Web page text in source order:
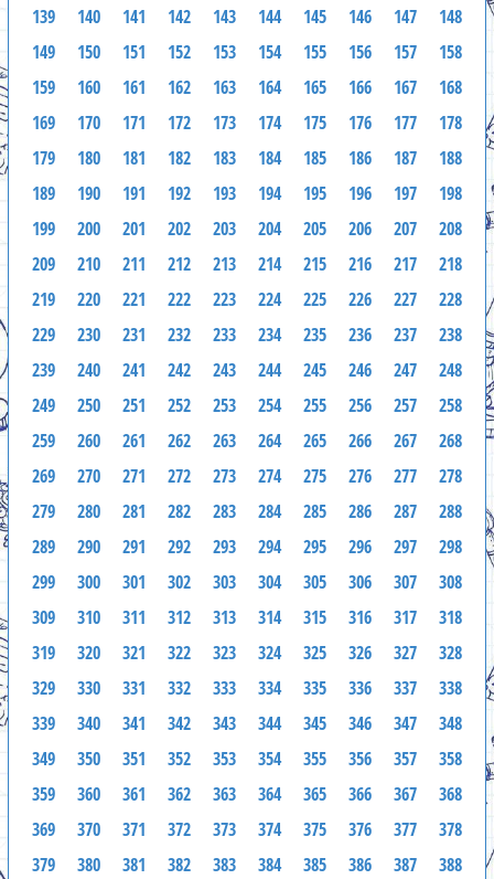
139
140 141 142 143 144 145 146 147
148
149
150 151 152 153 154 155 156 157
158
159
160 161 162 163 164 165 166 167
168
169
170 171 172 173 174 175 176 177
178
179
180 181 182 183 184 185 186 187
188
189
190 191 192 193 194 195 196 197
198
199
200 201 202 203 204 205 206 207
208
209
210 211 212 213 214 215 216 217
218
219
220 221 222 223 224 225 226 227
228
229
230 231 232 233 234 235 236 237
238
239
240 241 242 243 244 245 246 247
248
249
250 251 252 253 254 255 256 257
258
259
260 261 262 263 264 265 266 267
268
269
270 271 272 273 274 275 276 277
278
279
280 281 282 283 284 285 286 287
288
289
290 291 292 293 294 295 296 297
298
299
300 301 302 303 304 305 306 307
308
309
310 311 312 313 314 315 316 317
318
319
320 321 322 323 324 325 326 327
328
329
330 331 332 333 334 335 336 337
338
339
340 341 342 343 344 345 346 347
348
349
350 351 352 353 354 355 356 357
358
359
360 361 362 363 364 365 366 367
368
369
370 371 372 373 374 375 376 377
378
379
380 381 382 383 384 385 386 387
388